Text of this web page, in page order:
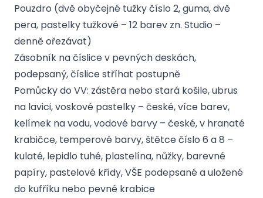
Pouzdro (dvě obyčejné tužky číslo 2, guma, dvě
pera, pastelky tužkové – 12 barev zn. Studio –
denně ořezávat)
Zásobník na číslice v pevných deskách,
podepsaný, číslice stříhat postupně
Pomůcky do VV: zástěra nebo stará košile, ubrus
na lavici, voskové pastelky – české, více barev,
kelímek na vodu, vodové barvy – české, v hranaté
krabičce, temperové barvy, štětce číslo 6 a 8 –
kulaté, lepidlo tuhé, plastelína, nůžky, barevné
papíry, pastelové křídy, VŠE podepsané a uložené
do kufříku nebo pevné krabice